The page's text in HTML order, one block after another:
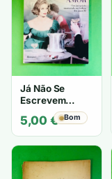
Já Não Se
Escrevem
Cartas de Amor
- Mário
Zambujal
5,00 € Bom